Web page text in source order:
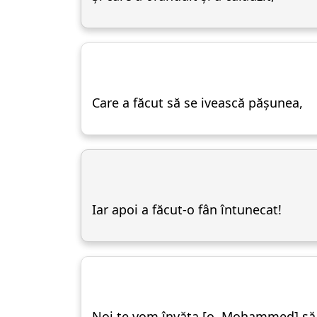
Care a făcut să se ivească pășunea,
Iar apoi a făcut-o fân întunecat!